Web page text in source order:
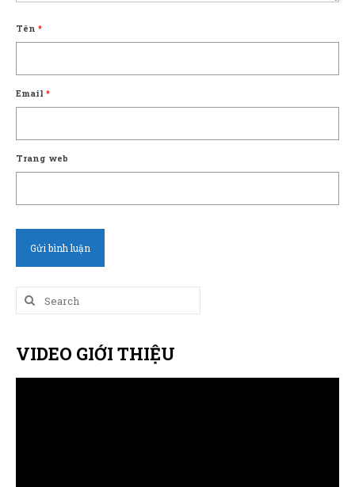
Tên *
Email *
Trang web
Search
for:
VIDEO GIỚI THIỆU